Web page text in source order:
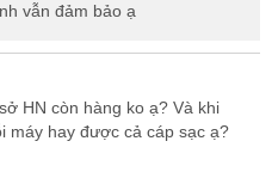
vẫn đảm bảo ạ
HN còn hàng ko ạ? Và khi
máy hay được cả cáp sạc ạ?